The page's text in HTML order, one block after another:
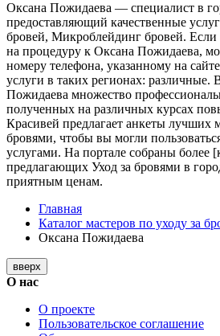
Оксана Пожидаева — специалист в
предоставляющий качественные
бровей, Микроблейдинг бровей. Если
на процедуру к Оксана Пожидаева,
номеру телефона, указанному на
услуги в таких регионах: различные.
Пожидаева множество
полученных на различных курсах
Красивей предлагает анкеты лучших
бровями, чтобы вы могли
услугами. На портале собраны более
предлагающих Уход за бровями в
приятным ценам.
Главная
Каталог мастеров по уходу за
Оксана Пожидаева
вверх
О нас
О проекте
Пользовательское соглашение